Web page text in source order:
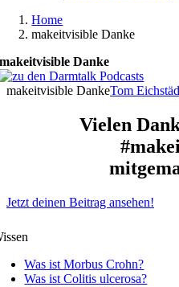
Home
makeitvisible Danke
makeitvisible Danke
makeitvisible DankeTom
Vielen
Jetzt deinen Beitrag ansehen!
Was ist Morbus Crohn?
Was ist Colitis ulcerosa?